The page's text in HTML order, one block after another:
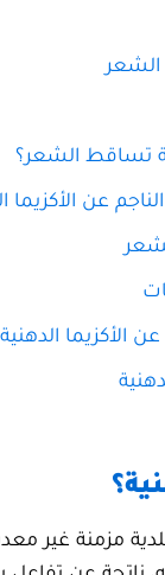
الشعر
تساقط الشعر؟
عن الأكزيما
الأكزيما الدهنية
مزمنة غير